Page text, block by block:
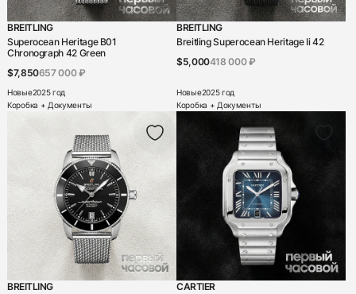
BREITLING
Superocean Heritage B01
Chronograph 42 Green
$7,850657 000 ₽
Новые2025 год
Коробка + Документы
BREITLING
Breitling Superocean Heritage Ii 42
$5,000418 000 ₽
Новые2025 год
Коробка + Документы
BREITLING
CARTIER